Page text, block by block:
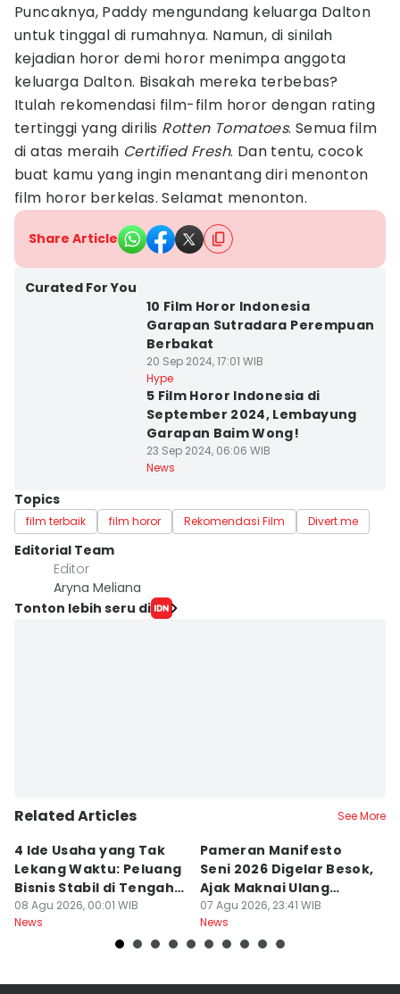
Puncaknya, Paddy mengundang keluarga Dalton
untuk tinggal di rumahnya. Namun, di sinilah
kejadian horor demi horor menimpa anggota
keluarga Dalton. Bisakah mereka terbebas?
Itulah rekomendasi film-film horor dengan rating
tertinggi yang dirilis Rotten Tomatoes. Semua film
di atas meraih Certified Fresh. Dan tentu, cocok
buat kamu yang ingin menantang diri menonton
film horor berkelas. Selamat menonton.
Share Article
Curated For You
10 Film Horor Indonesia
Garapan Sutradara Perempuan
Berbakat
20 Sep 2024, 17:01 WIB
Hype
5 Film Horor Indonesia di
September 2024, Lembayung
Garapan Baim Wong!
23 Sep 2024, 06:06 WIB
News
Topics
film terbaik film horor Rekomendasi Film Divert me
Editorial Team
Editor
Aryna Meliana
Tonton lebih seru di
Related Articles See More
4 Ide Usaha yang Tak
Lekang Waktu: Peluang
Bisnis Stabil di Tengah
Perubahan
08 Agu 2026, 00:01 WIB
News
Pameran Manifesto
Seni 2026 Digelar Besok,
Ajak Maknai Ulang
Maritim
07 Agu 2026, 23:41 WIB
News